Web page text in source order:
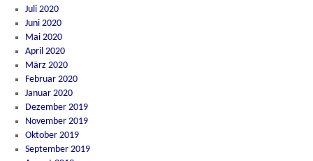
Juli 2020
Juni 2020
Mai 2020
April 2020
März 2020
Februar 2020
Januar 2020
Dezember 2019
November 2019
Oktober 2019
September 2019